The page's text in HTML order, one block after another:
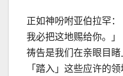
正如神吩咐亚伯拉罕
我必把这地赐给你。」
祷告是我们在亲眼目
「踏入」这些应许的